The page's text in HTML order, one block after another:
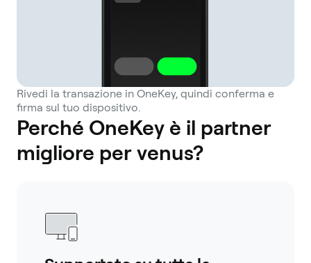
Rivedi la transazione in OneKey, quindi conferma e
firma sul tuo dispositivo.
Perché OneKey è il partner
migliore per venus?